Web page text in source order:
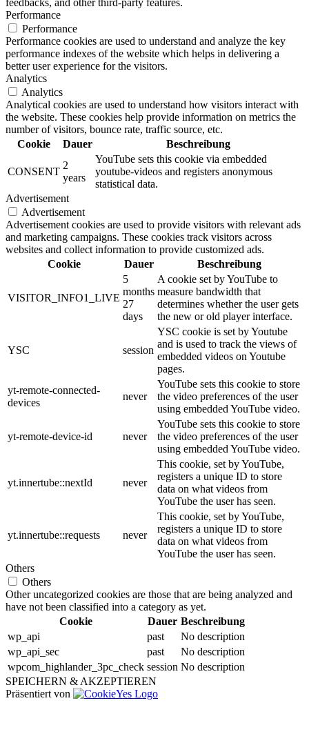
Performance
Performance
Performance cookies are used to understand and analyze the key
performance indexes of the website which helps in delivering a
better user experience for the visitors.
Analytics
Analytics
Analytical cookies are used to understand how visitors interact with
the website. These cookies help provide information on metrics the
number of visitors, bounce rate, traffic source, etc.
Cookie
Dauer Beschreibung
CONSENT
2
years
YouTube sets this cookie via embedded
youtube-videos and registers anonymous
statistical data.
Advertisement
Advertisement
Advertisement cookies are used to provide visitors with relevant ads
and marketing campaigns. These cookies track visitors across
websites and collect information to provide customized ads.
Cookie
Dauer Beschreibung
VISITOR_INFO1_LIVE
5
months
27
days
A cookie set by YouTube to
measure bandwidth that
determines whether the user gets
the new or old player interface.
YSC session
YSC cookie is set by Youtube
and is used to track the views of
embedded videos on Youtube
pages.
yt-remote-connected-
devices
never
YouTube sets this cookie to store
the video preferences of the user
using embedded YouTube video.
yt-remote-device-id never
YouTube sets this cookie to store
the video preferences of the user
using embedded YouTube video.
yt.innertube::nextId never
This cookie, set by YouTube,
registers a unique ID to store
data on what videos from
YouTube the user has seen.
yt.innertube::requests never
This cookie, set by YouTube,
registers a unique ID to store
data on what videos from
YouTube the user has seen.
Others
Others
Other uncategorized cookies are those that are being analyzed and
have not been classified into a category as yet.
Cookie
Dauer Beschreibung
wp_api
past
No description
wp_api_sec
past
No description
wpcom_highlander_3pc_check session No description
SPEICHERN & AKZEPTIEREN
Präsentiert von